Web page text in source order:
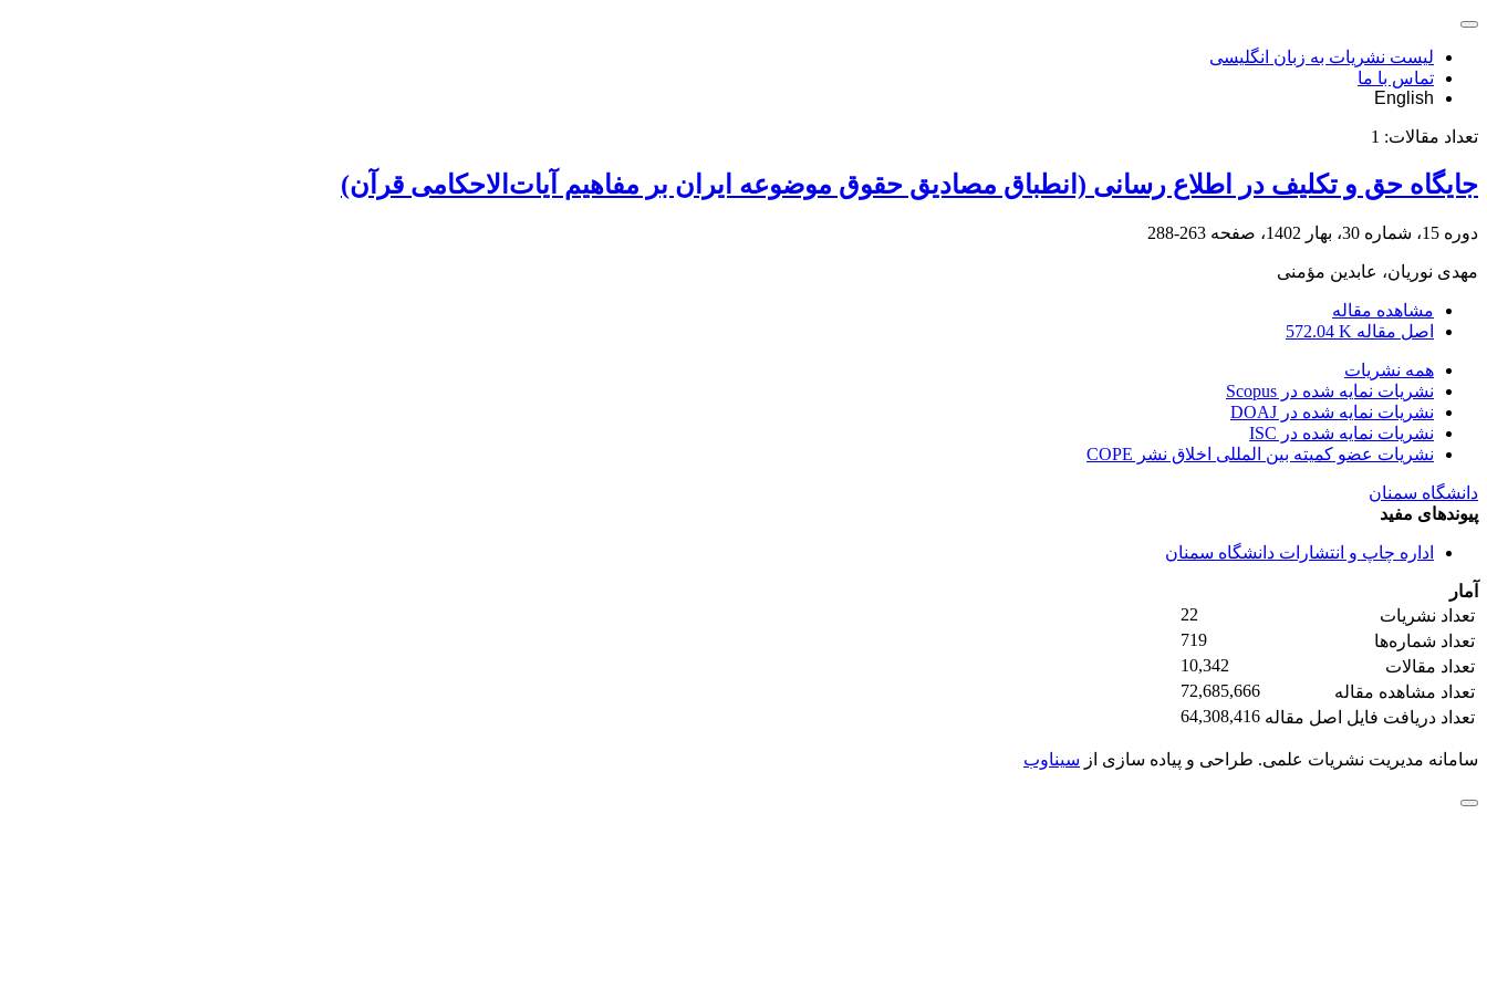
لیست نشریات به زبان انگلیسی
تماس با ما
English
تعداد مقالات: 1
جایگاه حق و تکلیف در اطلاع رسانی (انطباق مصادیق حقوق موضوعه ایران بر مفاهیم آیات‌الاحکامی قرآن)
دوره 15، شماره 30، بهار 1402، صفحه 263-288
مهدی نوریان، عابدین مؤمنی
مشاهده مقاله
اصل مقاله 572.04 K
همه نشریات
نشریات نمایه شده در Scopus
نشریات نمایه شده در DOAJ
نشریات نمایه شده در ISC
نشریات عضو کمیته بین المللی اخلاق نشر COPE
دانشگاه سمنان
پیوندهای مفید
اداره چاپ و انتشارات دانشگاه سمنان
آمار
تعداد نشریات
22
تعداد شماره‌ها
719
تعداد مقالات
10,342
تعداد مشاهده مقاله
72,685,666
تعداد دریافت فایل اصل مقاله 64,308,416
سامانه مدیریت نشریات علمی. طراحی و پیاده سازی از سیناوب